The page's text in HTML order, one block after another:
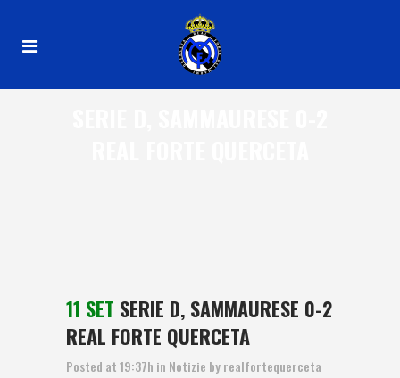
11 SET SERIE D, SAMMAURESE 0-2
REAL FORTE QUERCETA
Posted at 19:37h in Notizie byrealfortequerceta